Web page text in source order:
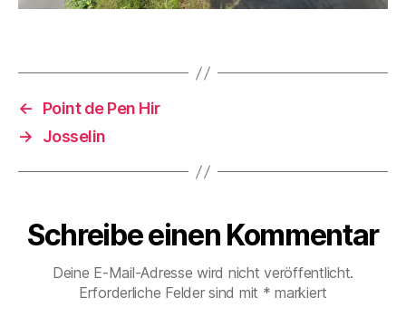
a
M
B
←
Point de Pen Hir
→
Josselin
Schreibe einen Kommentar
Deine E-Mail-Adresse wird nicht veröffentlicht.
Erforderliche Felder sind mit * markiert